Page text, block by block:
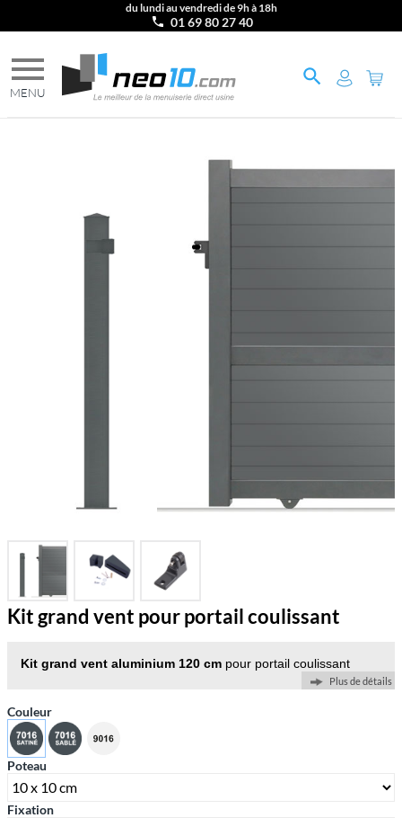
du lundi au vendredi de 9h à 18h
01 69 80 27 40
Kit grand vent pour portail coulissant
Kit grand vent aluminium 120 cm pour portail coulissant
Plus de détails
Couleur
Poteau
Fixation